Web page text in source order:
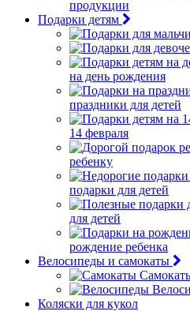
продукции
Подарки детям
на день рождения
праздники для детей
14 февраля
ребенку
подарки для детей
для детей
рождение ребенка
Велосипеды и самокаты
Коляски для кукол